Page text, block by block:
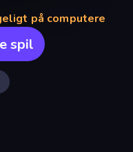
på computere
spil